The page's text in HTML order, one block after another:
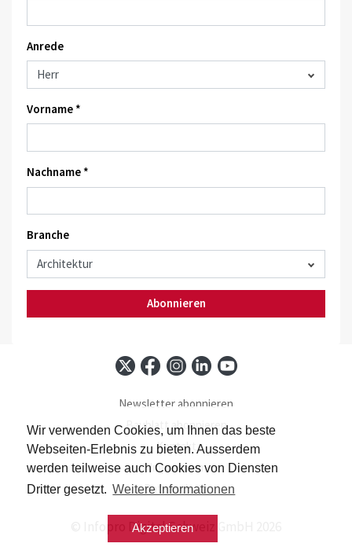
Wir verwenden Cookies, um Ihnen das beste
Webseiten-Erlebnis zu bieten. Ausserdem
werden teilweise auch Cookies von Diensten
Dritter gesetzt. Weitere Informationen
Akzeptieren
Anrede
Vorname *
Nachname *
Branche
Abonnieren
Newsletter abonnieren
Baublatt abonnieren
Kontakt
Impressum
Datenschutz
© Infopro Digital Schweiz GmbH 2026